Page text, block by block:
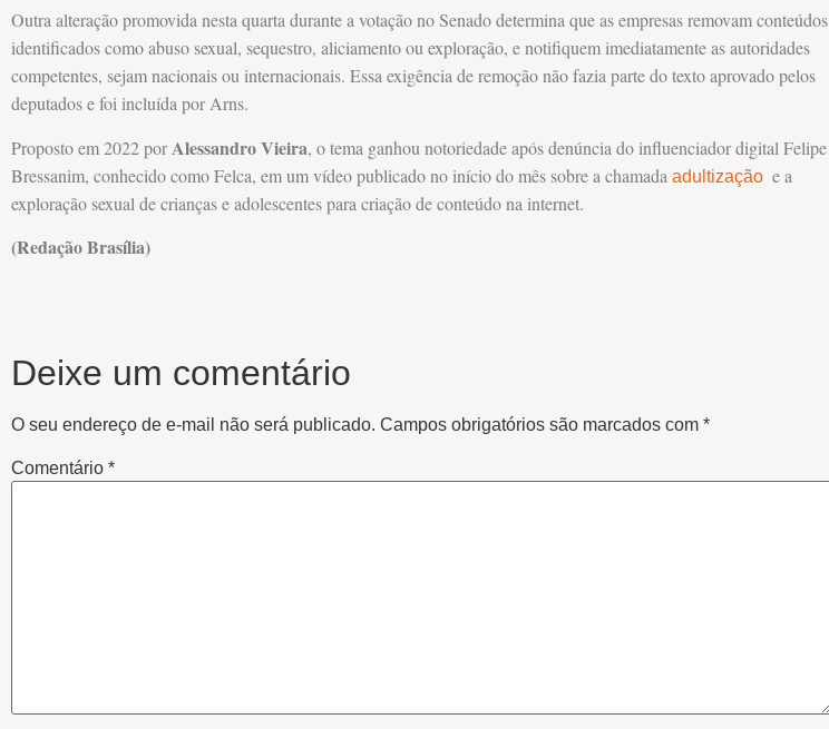
Outra alteração promovida nesta quarta durante a votação no Senado determina que as empresas removam conteúdos
identificados como abuso sexual, sequestro, aliciamento ou exploração, e notifiquem imediatamente as autoridades
competentes, sejam nacionais ou internacionais. Essa exigência de remoção não fazia parte do texto aprovado pelos
deputados e foi incluída por Arns.
Proposto em 2022 porAlessandro Vieira, o tema ganhou notoriedade após denúncia do influenciador digital Felipe
Bressanim, conhecido como Felca, em um vídeo publicado no início do mês sobre a chamada adultização e a
exploração sexual de crianças e adolescentes para criação de conteúdo na internet.
(Redação Brasília)
Deixe um comentário
O seu endereço de e-mail não será publicado. Campos obrigatórios são marcados com *
Comentário *